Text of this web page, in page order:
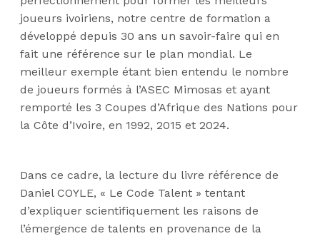
joueurs ivoiriens, notre centre de formation a
développé depuis 30 ans un savoir-faire qui en
fait une référence sur le plan mondial. Le
meilleur exemple étant bien entendu le nombre
de joueurs formés à l’ASEC Mimosas et ayant
remporté les 3 Coupes d’Afrique des Nations pour
la Côte d’Ivoire, en 1992, 2015 et 2024.
Dans ce cadre, la lecture du livre référence de
Daniel COYLE, « Le Code Talent » tentant
d’expliquer scientifiquement les raisons de
l’émergence de talents en provenance de la